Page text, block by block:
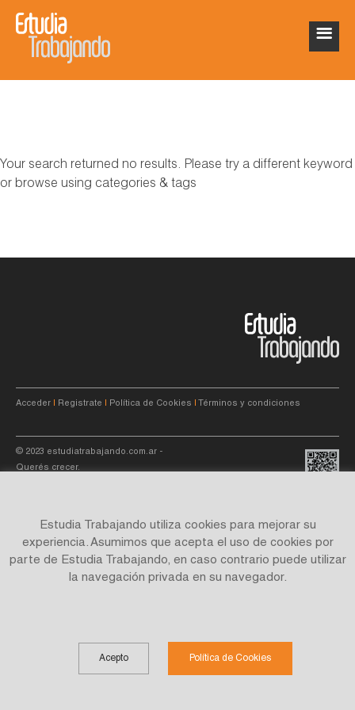
Your search returned no results. Please try a different keyword
or browse using categories & tags
Acceder Registrate Política de Cookies Términos y condiciones
© 2023 estudiatrabajando.com.ar -
Querés crecer.
Site by
Estudia Trabajando utiliza cookies para mejorar su
experiencia. Asumimos que acepta el uso de cookies por
parte de Estudia Trabajando, en caso contrario puede utilizar
la navegación privada en su navegador.
Acepto Política de Cookies